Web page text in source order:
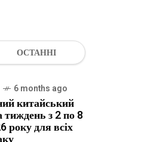
ОСТАННІ
6 months ago
китайський
тиждень з 2 по 8
року для всіх